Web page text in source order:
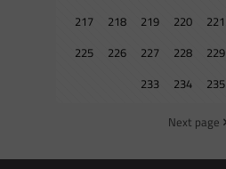
217
218 219 220 221
225
226 227 228 229
233
234 235
Next page